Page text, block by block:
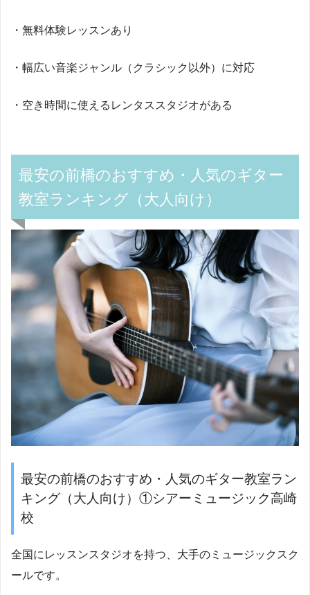
・無料体験レッスンあり
・幅広い音楽ジャンル（クラシック以外）に対応
・空き時間に使えるレンタススタジオがある
最安の前橋のおすすめ・人気のギター
教室ランキング（大人向け）
最安の前橋のおすすめ・人気のギター教室ラン
キング（大人向け）①シアーミュージック高崎
校
全国にレッスンスタジオを持つ、大手のミュージックスク
ールです。